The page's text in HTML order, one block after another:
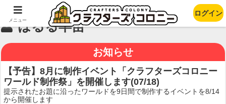
はるる早苗
お知らせ
【予告】8月に制作イベント「クラフターズコロニー
ワールド制作祭」を開催します(07/18)
提示されたお題に沿ったワールドを9日間で制作するイベントを8/14
から開催します
メニュー
ログイン